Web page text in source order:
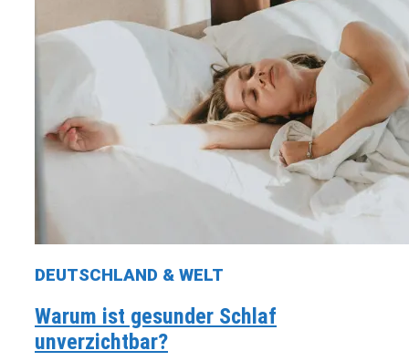
DEUTSCHLAND & WELT
Warum ist gesunder Schlaf
unverzichtbar?